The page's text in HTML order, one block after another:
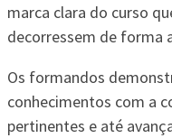
marca clara do curso
decorressem de forma
Os formandos
conhecimentos com a
pertinentes e até